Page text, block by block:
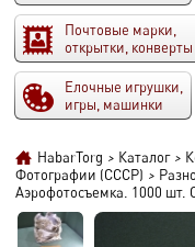
Почтовые марки,
открытки, конверты
Елочные игрушки,
игры, машинки
HabarTorg > Каталог >
Фотографии (СССР) >
Аэрофотосъемка. 1000 шт.